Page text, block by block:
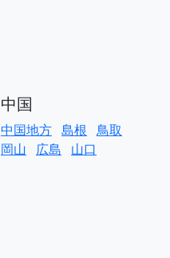
中国
中国地方 島根 鳥取
岡山
広島 山口